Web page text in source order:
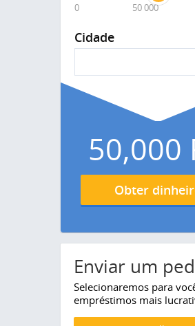
0 50 000
Cidade
50,000
Obter
Enviar um
Selecionaremos para
empréstimos mais